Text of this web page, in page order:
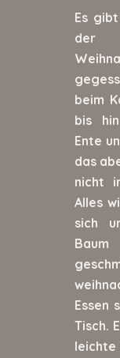
Es
der
beim
bis
Ente
das
nicht
Alles
sich
Essen
Tisch.
leichte